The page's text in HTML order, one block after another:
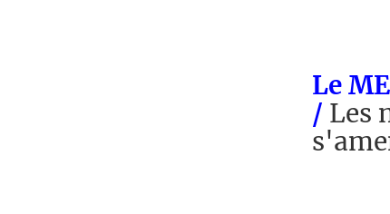
Le
/ Les